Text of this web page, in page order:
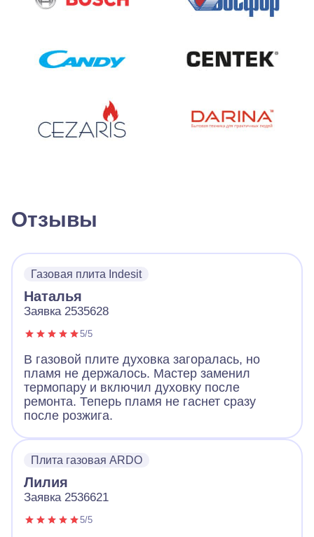
Отзывы
Газовая плита Indesit
Наталья
Заявка 2535628
5/5
В газовой плите духовка загоралась, но
пламя не держалось. Мастер заменил
термопару и включил духовку после
ремонта. Теперь пламя не гаснет сразу
после розжига.
Плита газовая ARDO
Лилия
Заявка 2536621
5/5